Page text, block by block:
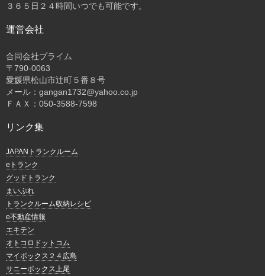
３６５日２４時間いつでも可能です。
運営会社
合同会社プライム
〒 790-0063
愛媛県松山市辻町５番８号
メール：gangan1732@yahoo.co.jp
ＦＡＸ：050-3588-7598
リンク集
JAPANトランクルーム
eトランク
グッドトランク
まいぷれ
トランクルーム収納レシピ
e不動産情報
エキテン
オトコロドットコム
マイボックス２４広島
サニーボックス上尾